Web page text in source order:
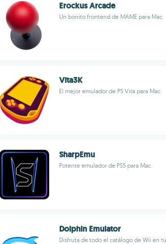
Erockus Arcade
Un bonito frontend de MAME para Mac
Vita3K
El mejor emulador de PS Vita para Mac
SharpEmu
Potente emulador de PS5 para Mac
Dolphin Emulator
Disfruta de todo el catálogo de Wii en